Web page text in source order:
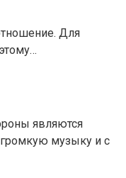
Для
являются
музыку и с